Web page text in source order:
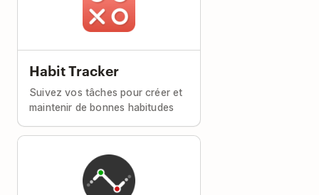
Habit Tracker
Suivez vos tâches pour créer et
maintenir de bonnes habitudes